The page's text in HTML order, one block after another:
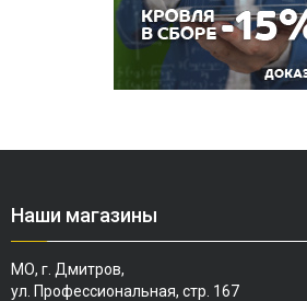
Наши магазины
МО, г. Дмитров,
ул. Профессиональная, стр. 167